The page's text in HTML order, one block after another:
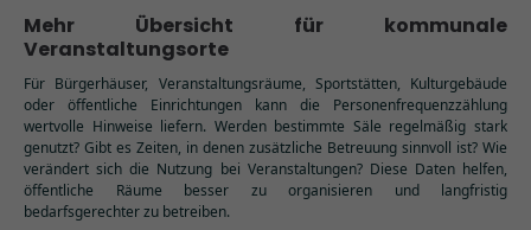
Mehr Übersicht für kommunale
Veranstaltungsorte
Für Bürgerhäuser, Veranstaltungsräume, Sportstätten, Kulturgebäude
oder öffentliche Einrichtungen kann die Personenfrequenzzählung
wertvolle Hinweise liefern. Werden bestimmte Säle regelmäßig stark
genutzt? Gibt es Zeiten, in denen zusätzliche Betreuung sinnvoll ist? Wie
verändert sich die Nutzung bei Veranstaltungen? Diese Daten helfen,
öffentliche Räume besser zu organisieren und langfristig
bedarfsgerechter zu betreiben.